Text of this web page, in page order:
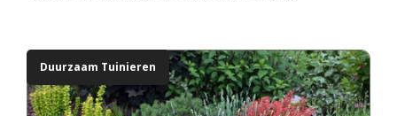
Duurzaam Tuinieren